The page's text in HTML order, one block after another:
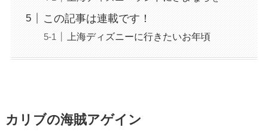
この記事は連載です！
上海ディズニーに行きたいお年頃
カリブの海賊アゲイン